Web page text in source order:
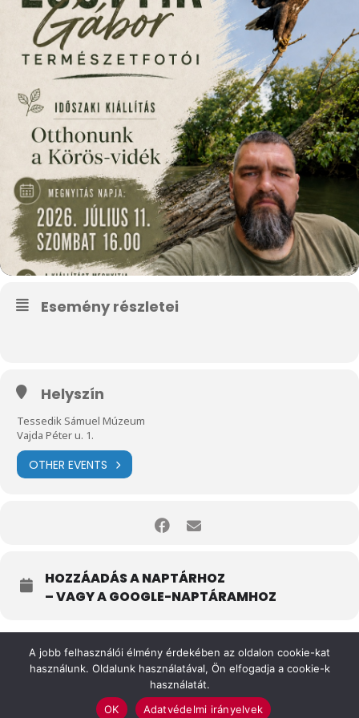
Esemény részletei
Helyszín
Tessedik Sámuel Múzeum
Vajda Péter u. 1.
OTHER EVENTS
HOZZÁADÁS A NAPTÁRHOZ
– VAGY A GOOGLE-NAPTÁRAMHOZ
Felhasználási feltételek Impresszum
A jobb felhasználói élmény érdekében az oldalon cookie-kat
használunk. Oldalunk használatával, Ön elfogadja a cookie-k
használatát.
OK
Adatvédelmi irányelvek